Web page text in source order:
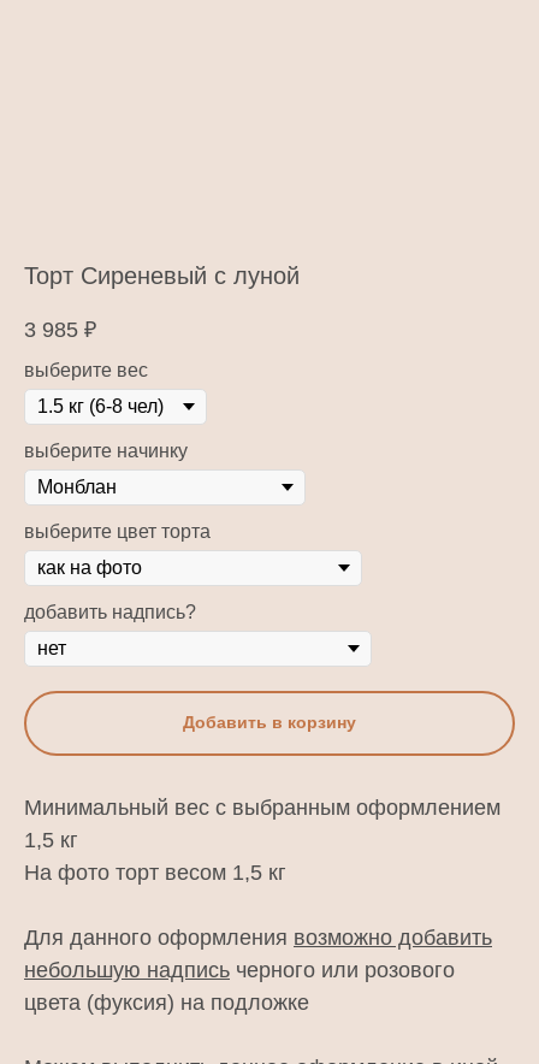
Торт Сиреневый с луной
3 985 ₽
выберите вес
выберите начинку
выберите цвет торта
добавить надпись?
Добавить в корзину
Минимальный вес с выбранным оформлением
1,5 кг
На фото торт весом 1,5 кг
Для данного оформления возможно добавить
небольшую надпись черного или розового
цвета (фуксия) на подложке